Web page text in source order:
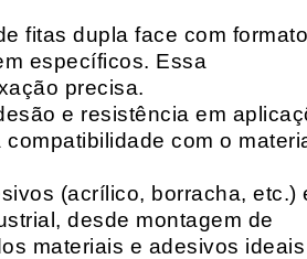
fitas dupla face com
específicos. Essa
precisa.
e resistência em
com o
(acrílico, borracha, etc.)
desde montagem de
materiais e adesivos ideais